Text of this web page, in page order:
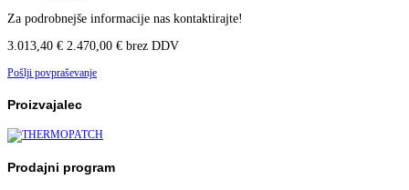
Za podrobnejše informacije nas kontaktirajte!
3.013,40 € 2.470,00 € brez DDV
Pošlji povpraševanje
Proizvajalec
Prodajni program